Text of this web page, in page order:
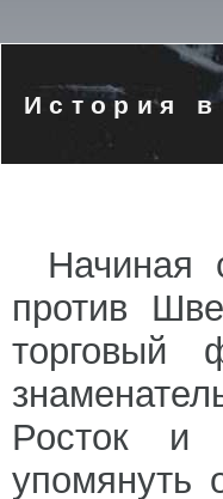
История
Начиная
против
торговый
Росток и
упомянуть